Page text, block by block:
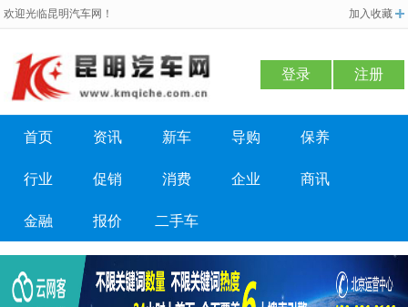
欢迎光临昆明汽车网！ 加入收藏
登录 注册
首页 资讯 新车 导购 保养
行业 促销 消费 企业 商讯
金融 报价 二手车